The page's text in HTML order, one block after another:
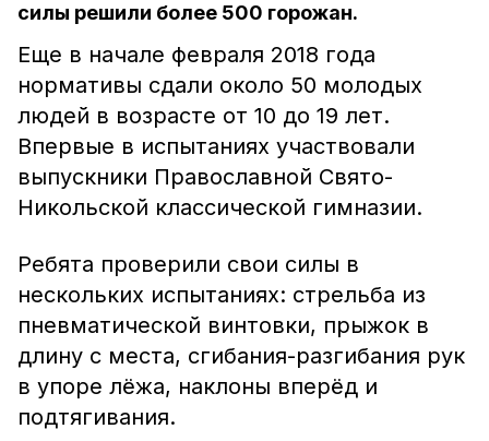
силы решили более 500 горожан.
Еще в начале февраля 2018 года
нормативы сдали около 50 молодых
людей в возрасте от 10 до 19 лет.
Впервые в испытаниях участвовали
выпускники Православной Свято-
Никольской классической гимназии.
Ребята проверили свои силы в
нескольких испытаниях: стрельба из
пневматической винтовки, прыжок в
длину с места, сгибания-разгибания рук
в упоре лёжа, наклоны вперёд и
подтягивания.